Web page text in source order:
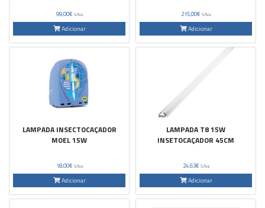
99,00€ S/Iva
Adicionar
215,00€ S/Iva
Adicionar
LAMPADA INSECTOCAÇADOR
MOEL 15W
18,00€ S/Iva
Adicionar
LAMPADA T8 15W
INSETOCAÇADOR 45CM
24,63€ S/Iva
Adicionar